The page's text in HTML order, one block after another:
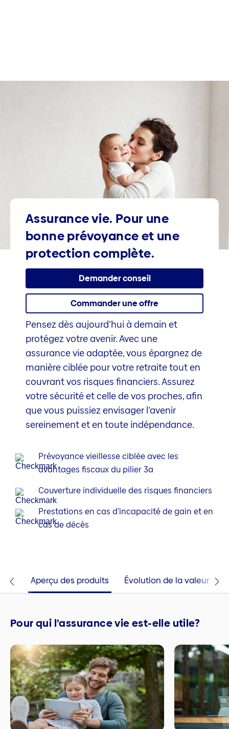
Assurance vie. Pour une
bonne prévoyance et une
protection complète.
Demander conseil
Commander une offre
Pensez dès aujourd’hui à demain et
protégez votre avenir. Avec une
assurance vie adaptée, vous épargnez de
manière ciblée pour votre retraite tout en
couvrant vos risques financiers. Assurez
votre sécurité et celle de vos proches, afin
que vous puissiez envisager l’avenir
sereinement et en toute indépendance.
Prévoyance vieillesse ciblée avec les
avantages fiscaux du pilier 3a
Couverture individuelle des risques financiers
Prestations en cas d’incapacité de gain et en
cas de décès
Aperçu des produits Évolution de la valeur
Pour qui l’assurance vie est-elle utile?